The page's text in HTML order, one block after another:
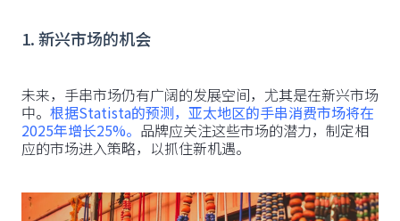
1. 新兴市场的机会
未来，手串市场仍有广阔的发展空间，尤其是在新兴市场
中。 根据Statista的预测，亚太地区的手串消费市场将在
2025年增长25%。 品牌应关注这些市场的潜力，制定相
应的市场进入策略，以抓住新机遇。